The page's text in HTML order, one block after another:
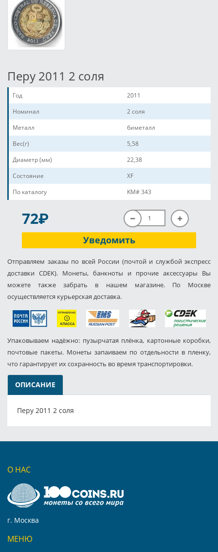
Перу 2011 2 соля
Год
2011
Номинал
2 соля
Металл
биметалл
Вес(г)
5,58
Диаметр (мм)
22,38
Состояние
XF
По каталогу
KM# 343
72P
Уведомить
Отправляем заказы по всей России (почтой и службой экспресс
доставки CDEK). Монеты, банкноты и прочие аксессуары Вы
можете также забрать в нашем магазине. По Москве
осуществляется курьерская доставка.
Упаковываем надёжно: пузырчатая плёнка, картонные коробки,
почтовые пакеты. Монеты запаиваем по отдельности в пленку,
что гарантирует их сохранность во время транспортировки.
ОПИСАНИЕ
Перу 2011 2 соля
О НАС
г. Москва
МЕНЮ